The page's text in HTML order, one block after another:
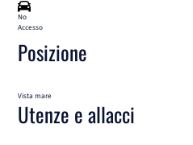
No
Accesso
Posizione
Vista mare
Utenze e allacci